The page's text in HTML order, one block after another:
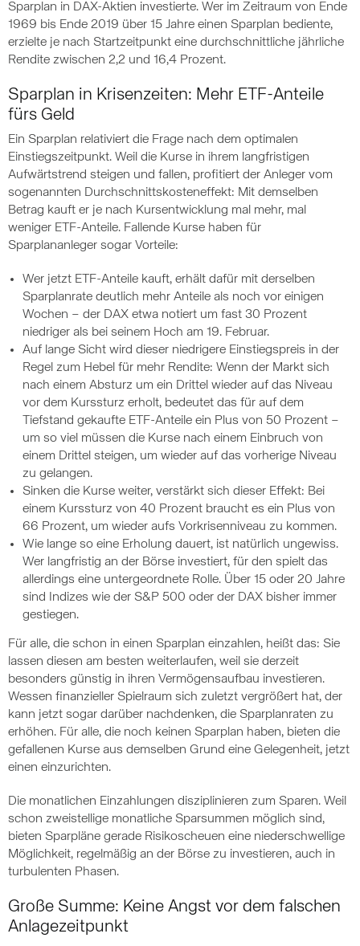
Sparplan in DAX-Aktien investierte. Wer im Zeitraum von Ende
1969 bis Ende 2019 über 15 Jahre einen Sparplan bediente,
erzielte je nach Startzeitpunkt eine durchschnittliche jährliche
Rendite zwischen 2,2 und 16,4 Prozent.
Sparplan in Krisenzeiten: Mehr ETF-Anteile
fürs Geld
Ein Sparplan relativiert die Frage nach dem optimalen
Einstiegszeitpunkt. Weil die Kurse in ihrem langfristigen
Aufwärtstrend steigen und fallen, profitiert der Anleger vom
sogenannten Durchschnittskosteneffekt: Mit demselben
Betrag kauft er je nach Kursentwicklung mal mehr, mal
weniger ETF-Anteile. Fallende Kurse haben für
Sparplananleger sogar Vorteile:
Wer jetzt ETF-Anteile kauft, erhält dafür mit derselben
Sparplanrate deutlich mehr Anteile als noch vor einigen
Wochen – der DAX etwa notiert um fast 30 Prozent
niedriger als bei seinem Hoch am 19. Februar.
Auf lange Sicht wird dieser niedrigere Einstiegspreis in der
Regel zum Hebel für mehr Rendite: Wenn der Markt sich
nach einem Absturz um ein Drittel wieder auf das Niveau
vor dem Kurssturz erholt, bedeutet das für auf dem
Tiefstand gekaufte ETF-Anteile ein Plus von 50 Prozent –
um so viel müssen die Kurse nach einem Einbruch von
einem Drittel steigen, um wieder auf das vorherige Niveau
zu gelangen.
Sinken die Kurse weiter, verstärkt sich dieser Effekt: Bei
einem Kurssturz von 40 Prozent braucht es ein Plus von
66 Prozent, um wieder aufs Vorkrisenniveau zu kommen.
Wie lange so eine Erholung dauert, ist natürlich ungewiss.
Wer langfristig an der Börse investiert, für den spielt das
allerdings eine untergeordnete Rolle. Über 15 oder 20 Jahre
sind Indizes wie der S&P 500 oder der DAX bisher immer
gestiegen.
Für alle, die schon in einen Sparplan einzahlen, heißt das: Sie
lassen diesen am besten weiterlaufen, weil sie derzeit
besonders günstig in ihren Vermögensaufbau investieren.
Wessen finanzieller Spielraum sich zuletzt vergrößert hat, der
kann jetzt sogar darüber nachdenken, die Sparplanraten zu
erhöhen. Für alle, die noch keinen Sparplan haben, bieten die
gefallenen Kurse aus demselben Grund eine Gelegenheit, jetzt
einen einzurichten.
Die monatlichen Einzahlungen disziplinieren zum Sparen. Weil
schon zweistellige monatliche Sparsummen möglich sind,
bieten Sparpläne gerade Risikoscheuen eine niederschwellige
Möglichkeit, regelmäßig an der Börse zu investieren, auch in
turbulenten Phasen.
Große Summe: Keine Angst vor dem falschen
Anlagezeitpunkt